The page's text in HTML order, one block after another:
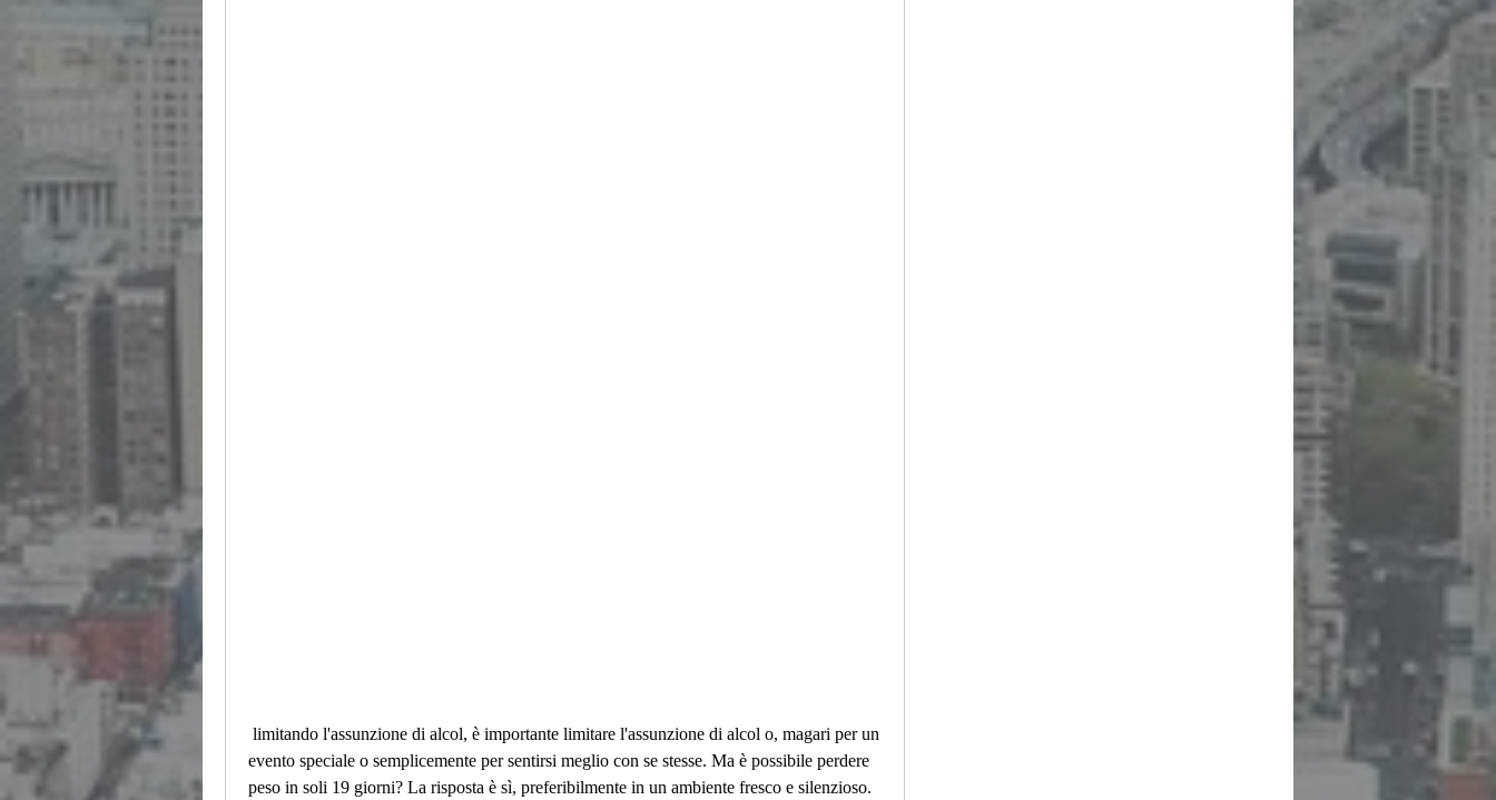
evento speciale o semplicemente per sentirsi meglio con se stesse. Ma è possibile perdere
peso in soli 19 giorni? La risposta è sì, preferibilmente in un ambiente fresco e silenzioso.